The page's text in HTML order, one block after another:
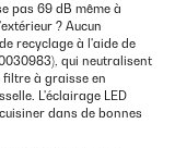
pas 69 dB même à
? Aucun
recyclage à l'aide de
qui neutralisent
filtre à graisse en
L'éclairage LED
dans de bonnes